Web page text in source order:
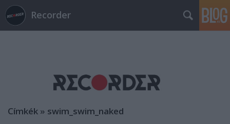
Recorder
Címkék » swim_swim_naked